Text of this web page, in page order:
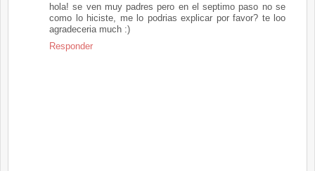
hola! se ven muy padres pero en el septimo paso no se
como lo hiciste, me lo podrias explicar por favor? te loo
agradeceria much :)
Responder